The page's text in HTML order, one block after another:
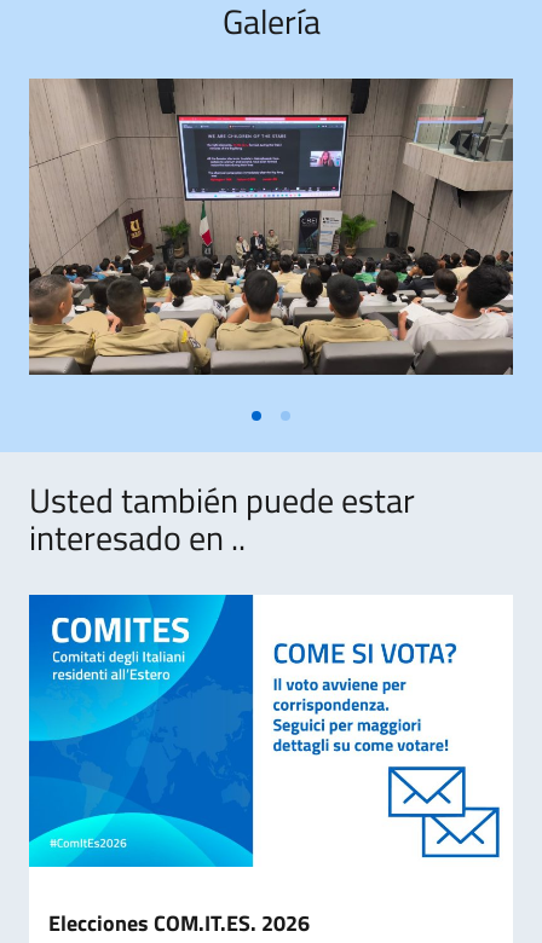
Galería
Usted también puede estar
interesado en ..
Elecciones COM.IT.ES. 2026